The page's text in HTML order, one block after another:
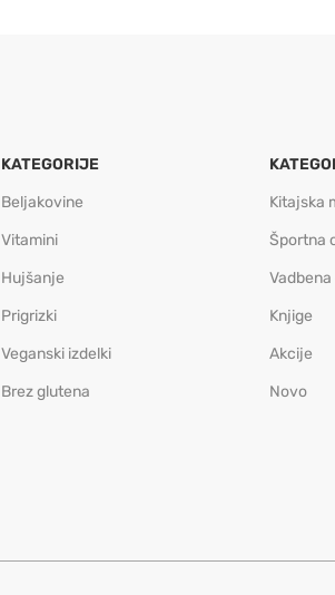
KATEGORIJE
Beljakovine
Vitamini
Hujšanje
Prigrizki
Veganski izdelki
Brez glutena
Kitajska
Športna
Knjige
Akcije
Novo